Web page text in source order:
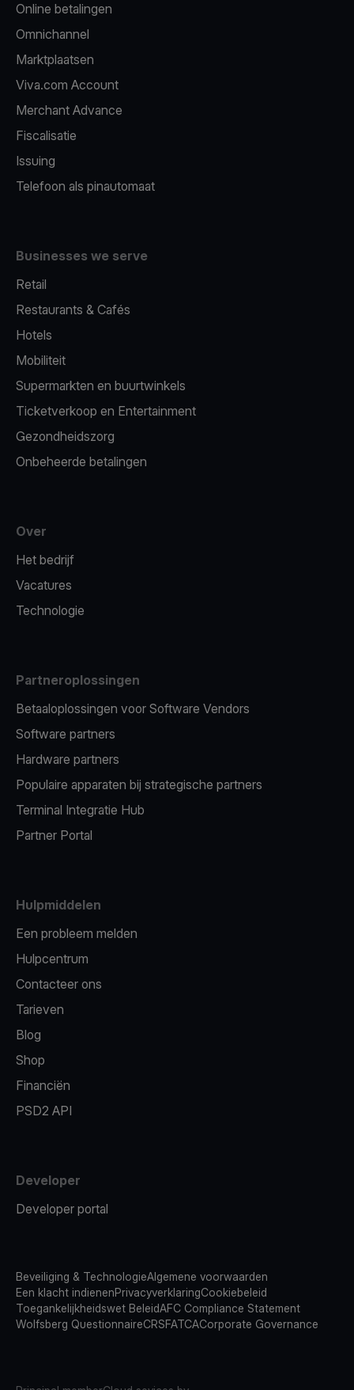
Online betalingen
Omnichannel
Marktplaatsen
Viva.com Account
Merchant Advance
Fiscalisatie
Issuing
Telefoon als pinautomaat
Businesses we serve
Retail
Restaurants & Cafés
Hotels
Mobiliteit
Supermarkten en buurtwinkels
Ticketverkoop en Entertainment
Gezondheidszorg
Onbeheerde betalingen
Over
Het bedrijf
Vacatures
Technologie
Partneroplossingen
Betaaloplossingen voor Software Vendors
Software partners
Hardware partners
Populaire apparaten bij strategische partners
Terminal Integratie Hub
Partner Portal
Hulpmiddelen
Een probleem melden
Hulpcentrum
Contacteer ons
Tarieven
Blog
Shop
Financiën
PSD2 API
Developer
Developer portal
Beveiliging & TechnologieAlgemene voorwaarden
Een klacht indienenPrivacyverklaringCookiebeleid
Toegankelijkheidswet BeleidAFC Compliance Statement
Wolfsberg QuestionnaireCRSFATCACorporate Governance